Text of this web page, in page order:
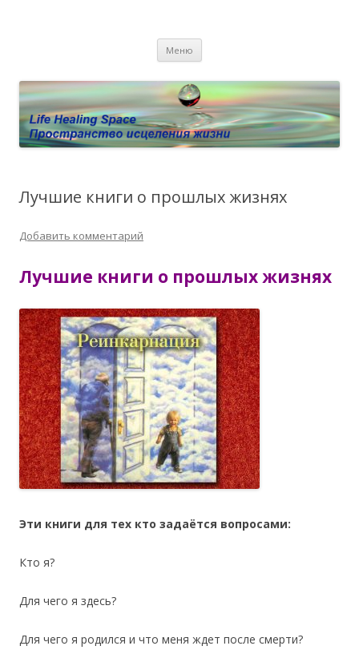
Личный сайт Елены Барымовой
исцелении воспоминанием и ренкарнационике. Услуги.
Меню
Лучшие книги о прошлых жизнях
Добавить комментарий
Лучшие книги о прошлых жизнях
Эти книги для тех кто задаётся вопросами:
Кто я?
Для чего я здесь?
Для чего я родился и что меня ждет после смерти?